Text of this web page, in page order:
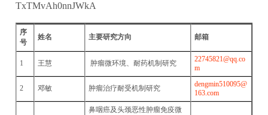
TxTMvAh0nnJWkA
序
号
姓名 主要研究方向 邮箱
1 王慧 肿瘤微环境、耐药机制研究
22745821@qq.co
m
2 邓敏 肿瘤治疗耐受机制研究
dengmin510095@
163.com
鼻咽癌及头颈恶性肿瘤免疫微